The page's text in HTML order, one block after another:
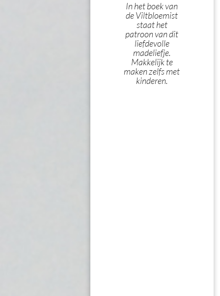
In het boek van
de Viltbloemist
staat het
patroon van dit
liefdevolle
madeliefje.
Makkelijk te
maken zelfs met
kinderen.